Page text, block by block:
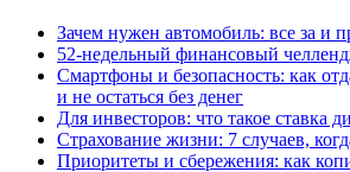
Зачем нужен автомобиль: все за и
52-недельный финансовый
Смартфоны и безопасность: как
и не остаться без денег
Для инвесторов: что такое ставка
Страхование жизни: 7 случаев,
Приоритеты и сбережения: как